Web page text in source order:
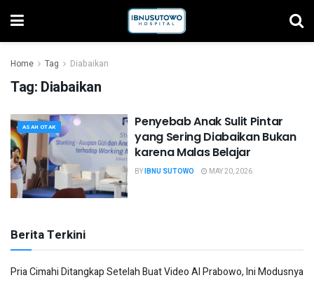
Home Tag Diabaikan
Tag: Diabaikan
ASAH OTAK
Penyebab Anak Sulit Pintar
yang Sering Diabaikan Bukan
karena Malas Belajar
BYIBNU SUTOWO MAY 20, 2026
Berita Terkini
Pria Cimahi Ditangkap Setelah Buat Video AI Prabowo, Ini Modusnya